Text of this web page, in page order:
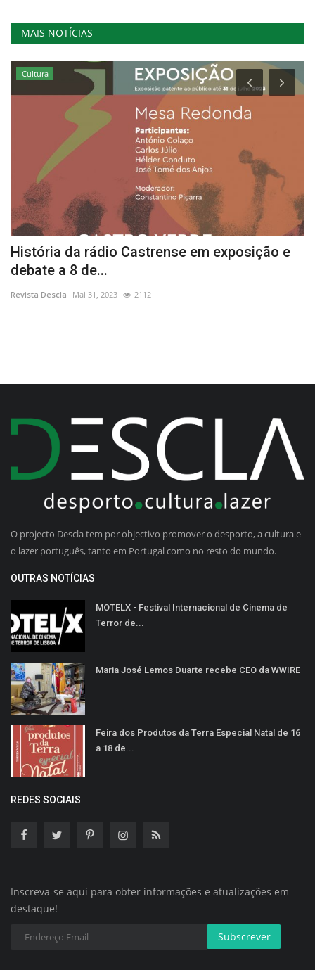
MAIS NOTÍCIAS
Cultura
História da rádio Castrense em exposição e
debate a 8 de...
Revista Descla Mai 31, 2023 2112
O projecto Descla tem por objectivo promover o desporto, a cultura e
o lazer português, tanto em Portugal como no resto do mundo.
OUTRAS NOTÍCIAS
MOTELX - Festival Internacional de Cinema de
Terror de...
Maria José Lemos Duarte recebe CEO da WWIRE
Feira dos Produtos da Terra Especial Natal de 16
a 18 de...
REDES SOCIAIS
Inscreva-se aqui para obter informações e atualizações em
destaque!
Subscrever